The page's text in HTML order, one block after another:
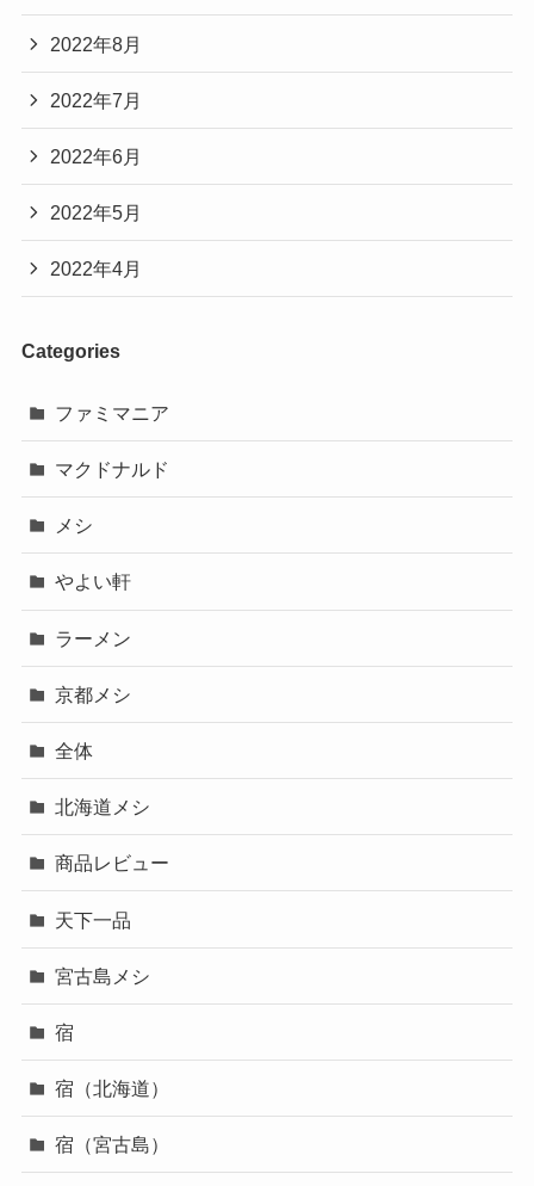
2022年8月
2022年7月
2022年6月
2022年5月
2022年4月
Categories
ファミマニア
マクドナルド
メシ
やよい軒
ラーメン
京都メシ
全体
北海道メシ
商品レビュー
天下一品
宮古島メシ
宿
宿（北海道）
宿（宮古島）